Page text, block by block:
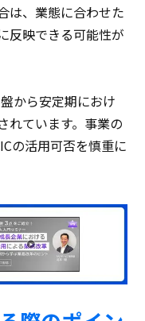
は、業態に合わせた
反映できる可能性が
から安定期におけ
れています。事業の
の活用可否を慎重に